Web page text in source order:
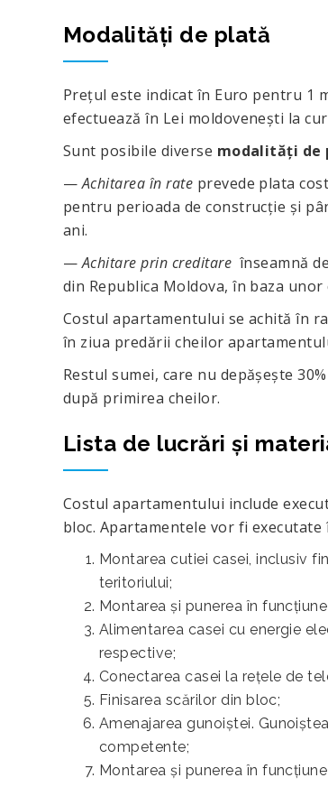
Modalități de plată
Prețul este indicat în Euro pentru 1
efectuează în Lei moldovenești la
Sunt posibile diverse modalități de
—Achitarea în rate prevede plata
pentru perioada de construcție și
ani.
—Achitare prin creditare înseamnă
din Republica Moldova, în baza
Costul apartamentului se achită în
în ziua predării cheilor
Restul sumei, care nu depășește
după primirea cheilor.
Lista de lucrări și
Costul apartamentului include
bloc. Apartamentele vor fi executate
Montarea cutiei casei, inclusiv
teritoriului;
Montarea şi punerea în
Alimentarea casei cu energie
respective;
Conectarea casei la rețele de
Finisarea scărilor din bloc;
Amenajarea gunoiştei.
competente;
Montarea și punerea în